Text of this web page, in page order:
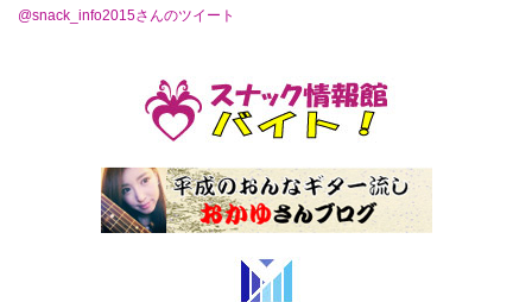
@snack_info2015さんのツイート